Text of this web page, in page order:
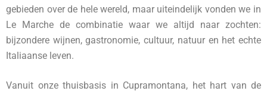
gebieden over de hele wereld, maar uiteindelijk vonden we in
Le Marche de combinatie waar we altijd naar zochten:
bijzondere wijnen, gastronomie, cultuur, natuur en het echte
Italiaanse leven.
Vanuit onze thuisbasis in Cupramontana, het hart van de